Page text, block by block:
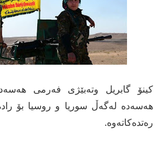
كینۆ گابریل وتەبێژی فەرمی
هەسەدە لەگەڵ سوریا و روسیا بۆ
رەتدەكاتەوە.